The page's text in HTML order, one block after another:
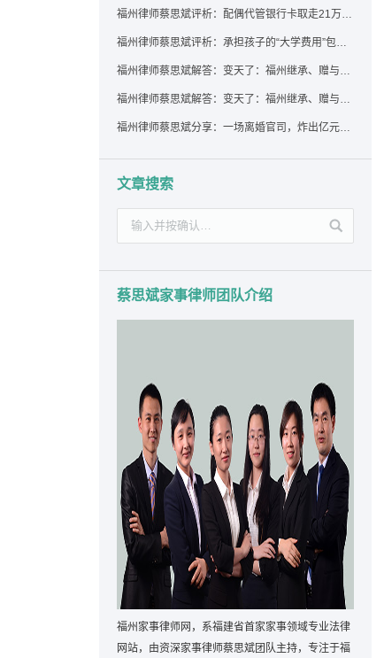
福州律师蔡思斌评析：配偶代管银行卡取走21万，离婚后这笔钱还要得回来吗？
福州律师蔡思斌评析：承担孩子的“大学费用”包括高额留学费用吗？
福州律师蔡思斌解答：变天了：福州继承、赠与房产转让要收20%个税？福州国税官方回复来了！
福州律师蔡思斌解答：变天了：福州继承、赠与房产转让要收20%个税？福州国税官方回答来了！
福州律师蔡思斌分享：一场离婚官司，炸出亿元“糊涂账”：本想分割家产，结果“自爆”了家底
文章搜索
蔡思斌家事律师团队介绍
福州家事律师网，系福建省首家家事领域专业法律
网站，由资深家事律师蔡思斌团队主持，专注于福